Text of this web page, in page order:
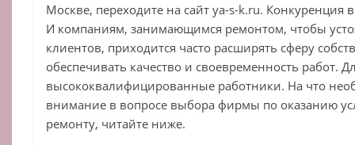
Москве, переходите на сайт ya-s-k.ru. Конкуренция
И компаниям, занимающимся ремонтом, чтобы
клиентов, приходится часто расширять сферу
обеспечивать качество и своевременность работ.
высококвалифицированные работники. На что
внимание в вопросе выбора фирмы по оказанию
ремонту, читайте ниже.